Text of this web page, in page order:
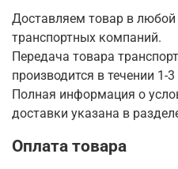
Доставляем товар в
транспортных компаний.
Передача товара
производится в течении 1-
Полная информация о
доставки указана в
Оплата товара